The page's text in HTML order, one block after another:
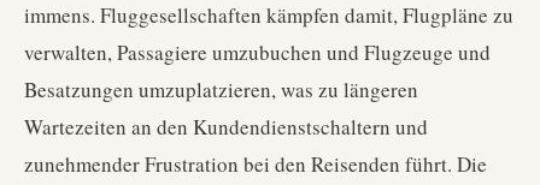
immens. Fluggesellschaften kämpfen damit, Flugpläne zu
verwalten, Passagiere umzubuchen und Flugzeuge und
Besatzungen umzuplatzieren, was zu längeren
Wartezeiten an den Kundendienstschaltern und
zunehmender Frustration bei den Reisenden führt. Die